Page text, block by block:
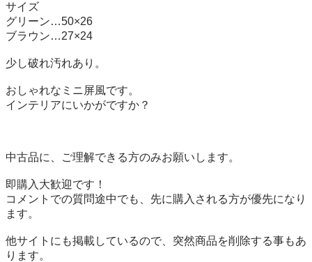
サイズ
グリーン…50×26
ブラウン…27×24
少し破れ汚れあり。
おしゃれなミニ屏風です。
インテリアにいかがですか？
中古品に、ご理解できる方のみお願いします。
即購入大歓迎です！
コメントでの質問途中でも、先に購入される方が優先になり
ます。
他サイトにも掲載しているので、突然商品を削除する事もあ
ります。